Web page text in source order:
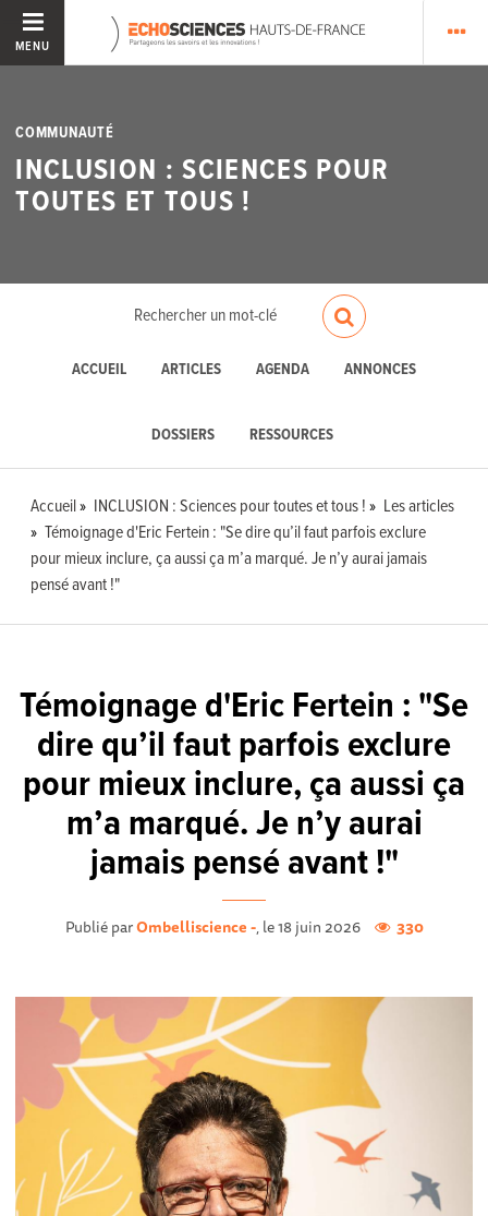
MENU
COMMUNAUTÉ
INCLUSION : SCIENCES POUR
TOUTES ET TOUS !
ACCUEIL ARTICLES AGENDA ANNONCES
DOSSIERS RESSOURCES
Accueil INCLUSION : Sciences pour toutes et tous !
Les articles
Témoignage d'Eric Fertein : "Se dire qu’il faut parfois exclure
pour mieux inclure, ça aussi ça m’a marqué. Je n’y aurai jamais
pensé avant !"
Témoignage d'Eric Fertein : "Se
dire qu’il faut parfois exclure
pour mieux inclure, ça aussi ça
m’a marqué. Je n’y aurai
jamais pensé avant !"
Publié parOmbelliscience -, le 18 juin 2026 330